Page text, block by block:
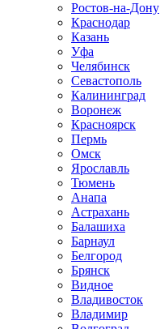
Ростов-на-Дону
Краснодар
Казань
Уфа
Челябинск
Севастополь
Калининград
Воронеж
Красноярск
Пермь
Омск
Ярославль
Тюмень
Анапа
Астрахань
Балашиха
Барнаул
Белгород
Брянск
Видное
Владивосток
Владимир